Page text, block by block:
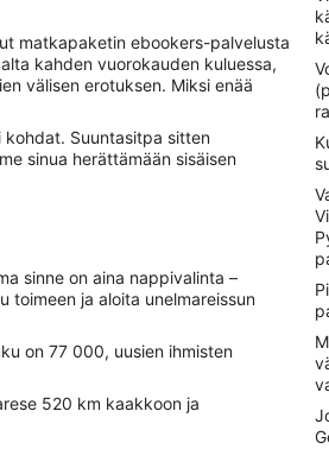
matkapaketin ebookers-palvelusta
kahden vuorokauden kuluessa,
välisen erotuksen. Miksi enää
Suuntasitpa sitten
sinua herättämään sisäisen
sinne on aina nappivalinta –
toimeen ja aloita unelmareissun
on 77 000, uusien ihmisten
520 km kaakkoon ja